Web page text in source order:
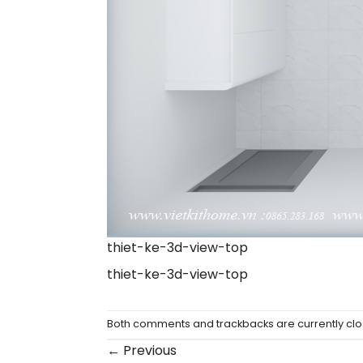
thiet-ke-3d-view-top
thiet-ke-3d-view-top
Both comments and trackbacks are currently
← Previous